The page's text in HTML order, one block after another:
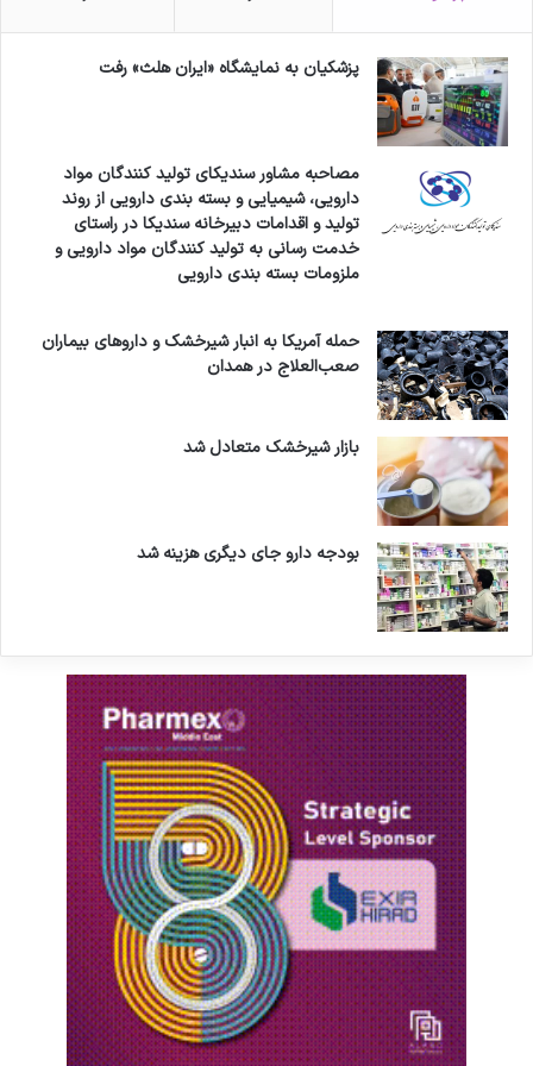
پزشکیان به نمایشگاه «ایران هلث» رفت
مصاحبه مشاور سندیکای تولید کنندگان مواد
دارویی، شیمیایی و بسته بندی دارویی از روند
تولید و اقدامات دبیرخانه سندیکا در راستای
خدمت رسانی به تولید کنندگان مواد دارویی و
ملزومات بسته بندی دارویی
حمله آمریکا به انبار شیرخشک و داروهای بیماران
صعب‌العلاج در همدان
بازار شیرخشک متعادل شد
بودجه دارو جای دیگری هزینه شد